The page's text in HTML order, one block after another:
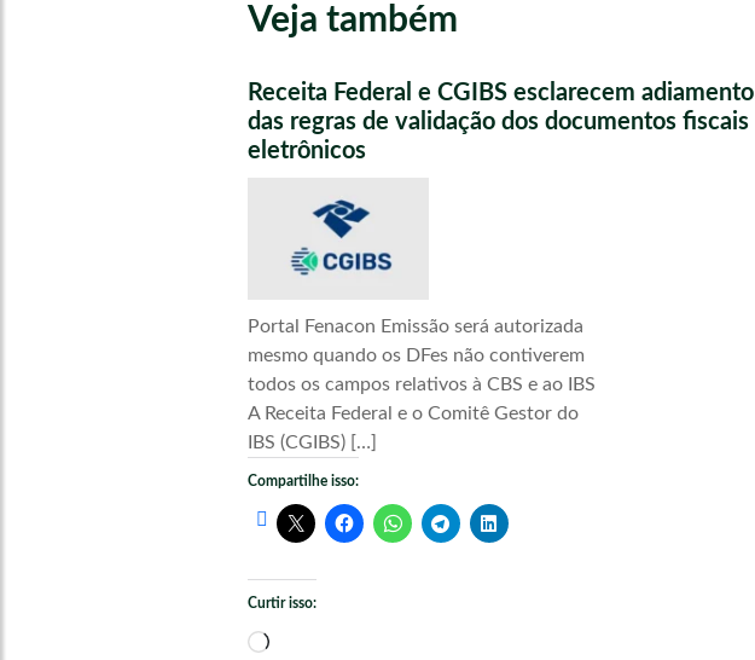
Veja também
Receita Federal e CGIBS esclarecem adiamento
das regras de validação dos documentos fiscais
eletrônicos
Portal Fenacon Emissão será autorizada
mesmo quando os DFes não contiverem
todos os campos relativos à CBS e ao IBS
A Receita Federal e o Comitê Gestor do
IBS (CGIBS) […]
Compartilhe isso:
Curtir isso:
Carregando...